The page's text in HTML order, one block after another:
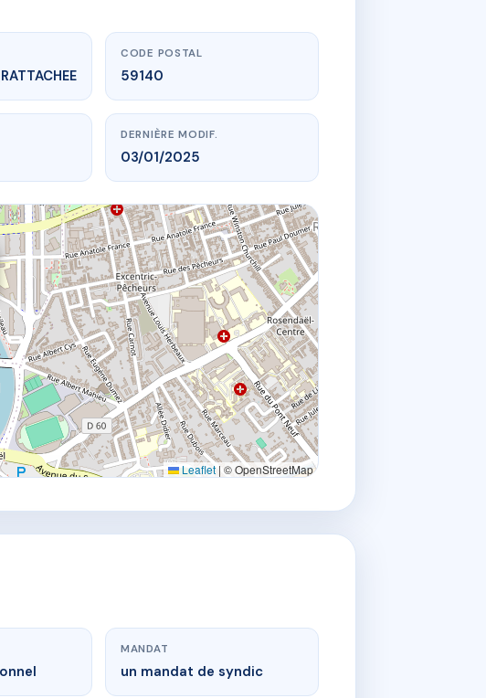
CODE POSTAL
59140
DERNIÈRE MODIF.
03/01/2025
Leaflet | © OpenStreetMap
MANDAT
un mandat de syndic